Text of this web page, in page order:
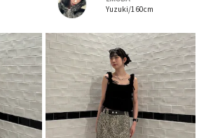
Yuzuki/160cm